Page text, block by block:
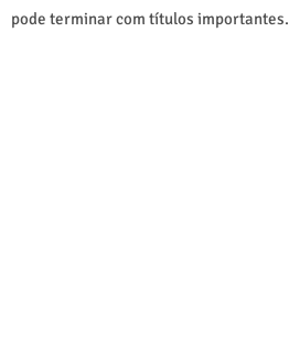
pode terminar com títulos importantes.